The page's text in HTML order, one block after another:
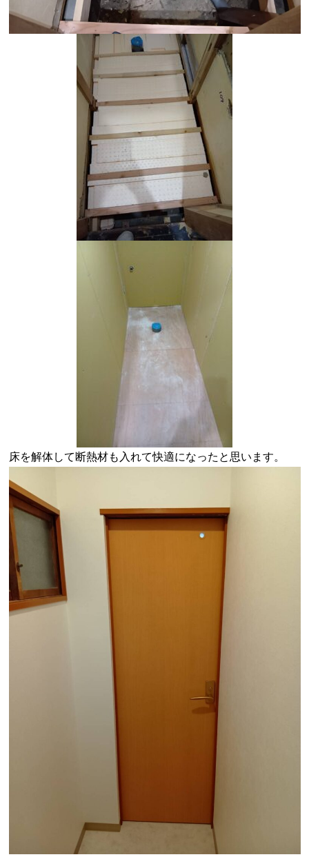
床を解体して断熱材も入れて快適になったと思います。